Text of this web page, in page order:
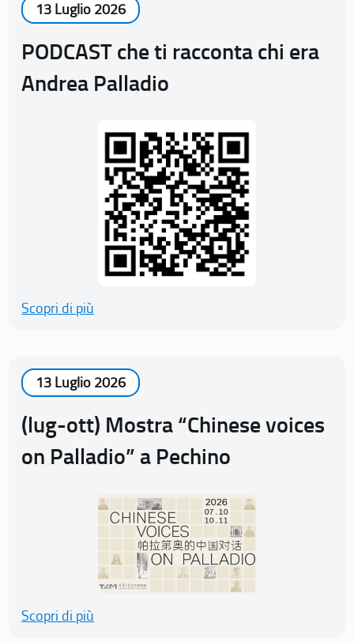
13 Luglio 2026
PODCAST che ti racconta chi era
Andrea Palladio
Scopri di più
13 Luglio 2026
(lug-ott) Mostra “Chinese voices
on Palladio” a Pechino
Scopri di più